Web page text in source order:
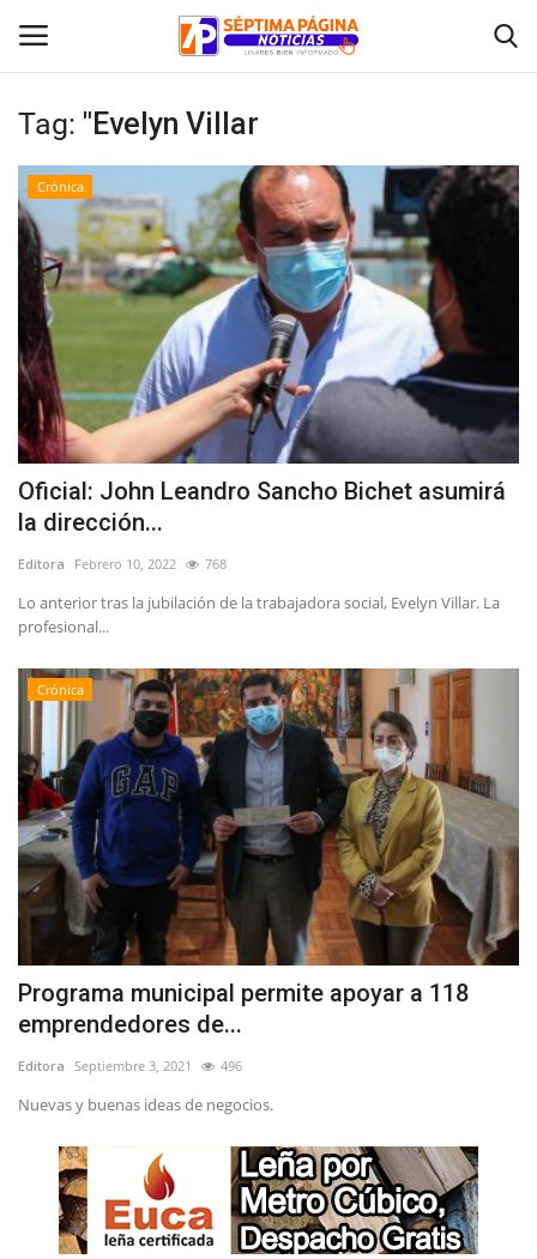
Inicio
Crónica
Policial
Tribunales
Deporte
Política
Espectáculos
Tag: "Evelyn Villar
Crónica
Oficial: John Leandro Sancho Bichet asumirá
la dirección...
Editora Febrero 10, 2022 768
Lo anterior tras la jubilación de la trabajadora social, Evelyn Villar. La
profesional...
Crónica
Programa municipal permite apoyar a 118
emprendedores de...
Editora Septiembre 3, 2021 496
Nuevas y buenas ideas de negocios.